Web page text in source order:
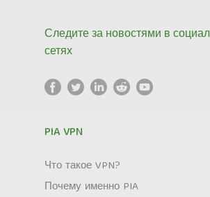
Следите за новостями в
сетях
PIA VPN
Что такое VPN?
Почему именно PIA